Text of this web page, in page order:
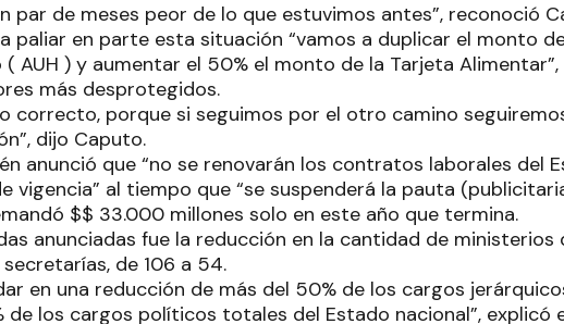
par de meses peor de lo que estuvimos antes”, reconoció
paliar en parte esta situación “vamos a duplicar el monto
( AUH ) y aumentar el 50% el monto de la Tarjeta
más desprotegidos.
correcto, porque si seguimos por el otro camino
dijo Caputo.
anunció que “no se renovarán los contratos laborales del
vigencia” al tiempo que “se suspenderá la pauta
$$ 33.000 millones solo en este año que termina.
anunciadas fue la reducción en la cantidad de ministerios
de 106 a 54.
en una reducción de más del 50% de los cargos
de los cargos políticos totales del Estado nacional”, explicó